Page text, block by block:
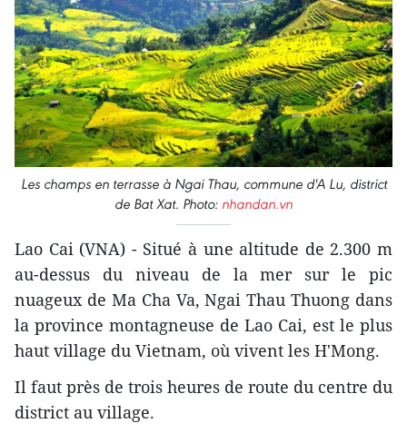
Les champs en terrasse à Ngai Thau, commune d'A Lu, district
de Bat Xat. Photo: nhandan.vn
Lao Cai (VNA) - Situé à une altitude de 2.300 m
au-dessus du niveau de la mer sur le pic
nuageux de Ma Cha Va, Ngai Thau Thuong dans
la province montagneuse de Lao Cai, est le plus
haut village du Vietnam, où vivent les H'Mong.
Il faut près de trois heures de route du centre du
district au village.